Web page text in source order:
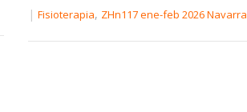
| Fisioterapia, ZHn117 ene-feb 2026 Navarra